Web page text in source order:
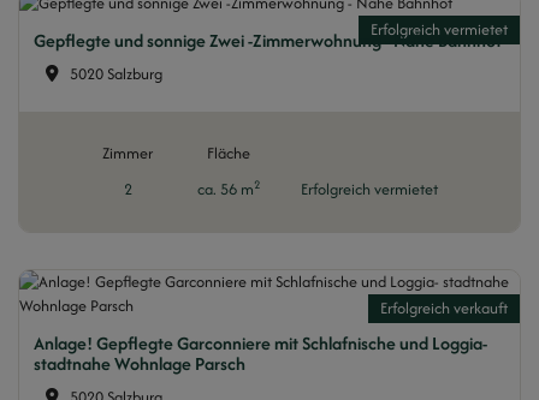
Erfolgreich vermietet
Gepflegte und sonnige Zwei -Zimmerwohnung - Nähe Bahnhof
5020 Salzburg
Zimmer
2
Fläche
ca. 56 m2 Erfolgreich vermietet
Erfolgreich verkauft
Anlage! Gepflegte Garconniere mit Schlafnische und Loggia-
stadtnahe Wohnlage Parsch